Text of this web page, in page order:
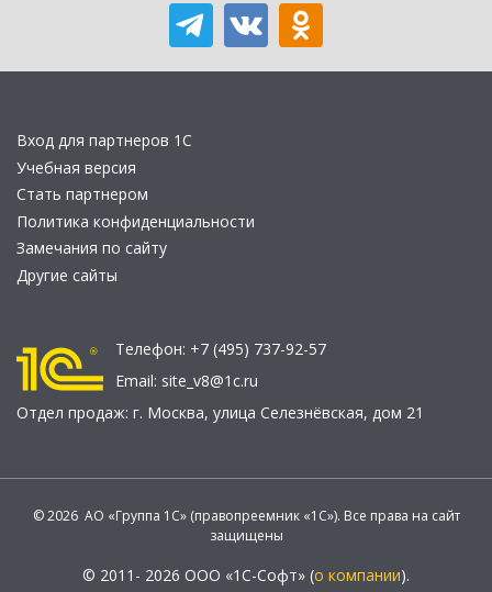
Вход для партнеров 1С
Учебная версия
Стать партнером
Политика конфиденциальности
Замечания по сайту
Другие сайты
Телефон: +7 (495) 737-92-57
Email: site_v8@1c.ru
Отдел продаж: г. Москва, улица Селезнёвская, дом 21
© 2026 АО «Группа 1С» (правопреемник «1С»). Все права на сайт
защищены
© 2011- 2026 ООО «1С-Софт» (о компании).